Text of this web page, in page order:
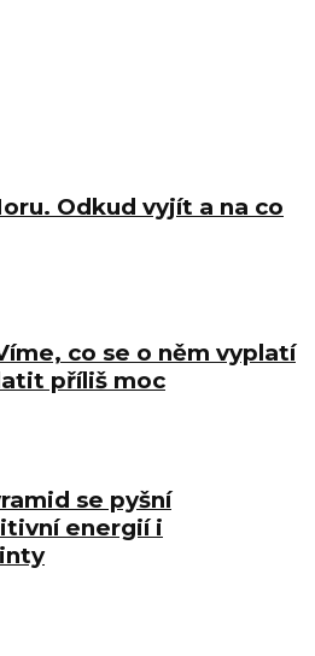
Odkud vyjít a na co
co se o něm vyplatí
příliš moc
se pyšní
energií i